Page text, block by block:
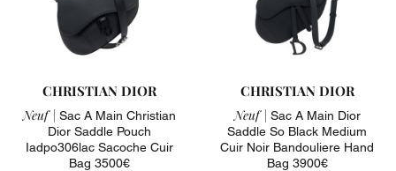
CHRISTIAN DIOR
Neuf | Sac A Main Christian
Dior Saddle Pouch
Iadpo306lac Sacoche Cuir
Bag 3500€
CHRISTIAN DIOR
Neuf | Sac A Main Dior
Saddle So Black Medium
Cuir Noir Bandouliere Hand
Bag 3900€